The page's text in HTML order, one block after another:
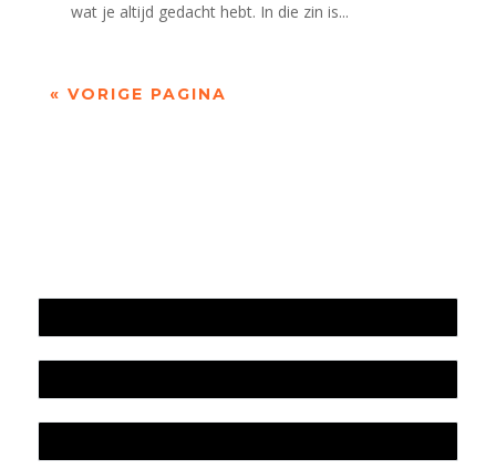
wat je altijd gedacht hebt. In die zin is...
« VORIGE PAGINA